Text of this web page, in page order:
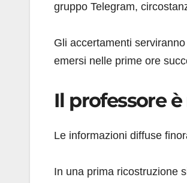
gruppo Telegram,
Gli accertamenti
emersi nelle prime ore
Il professore
Le informazioni diffuse
In una prima ricostruzione